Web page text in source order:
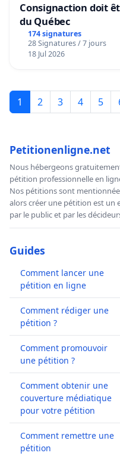
Consignaction doit
du Québec
174 signatures
28 Signatures / 7 jours
18 Jul 2026
1 2 3 4 5
Petitionenligne.net
Nous hébergeons
pétition professionnelle en
Nos pétitions sont
alors créer une pétition est un
par le public et par les
Guides
Comment lancer une
pétition en ligne
Comment rédiger une
pétition ?
Comment promouvoir
une pétition ?
Comment obtenir une
couverture médiatique
pour votre pétition
Comment remettre une
pétition